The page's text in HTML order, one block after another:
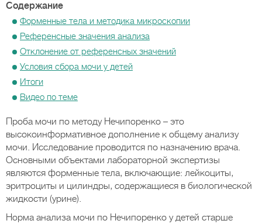
Содержание
Форменные тела и методика микроскопии
Референсные значения анализа
Отклонение от референсных значений
Условия сбора мочи у детей
Итоги
Видео по теме
Проба мочи по методу Нечипоренко – это
высокоинформативное дополнение к общему анализу
мочи. Исследование проводится по назначению врача.
Основными объектами лабораторной экспертизы
являются форменные тела, включающие: лейкоциты,
эритроциты и цилиндры, содержащиеся в биологической
жидкости (урине).
Норма анализа мочи по Нечипоренко у детей старше